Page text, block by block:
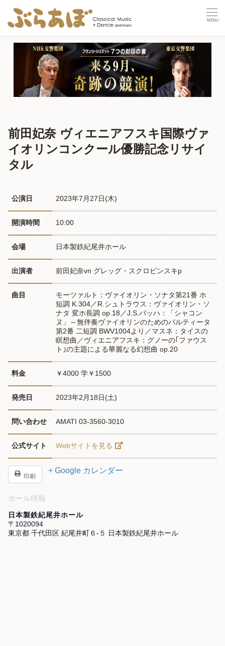
前田妃奈 ヴィエニアフスキ国際ヴァ
イオリンコンクール優勝記念リサイ
タル
公演日 2023年7月27日(木)
開演時間 10:00
会場 日本製鉄紀尾井ホール
出演者 前田妃奈vn グレッグ・スクロビンスキp
曲目
モーツァルト：ヴァイオリン・ソナタ第21番 ホ
短調 K.304／R.シュトラウス：ヴァイオリン・ソ
ナタ 変ホ長調 op.18／J.S.バッハ：「シャコン
ヌ」～無伴奏ヴァイオリンのためのパルティータ
第2番 二短調 BWV1004より／マスネ：タイスの
瞑想曲／ヴィエニアフスキ：グノーの｢ファウス
ト｣の主題による華麗なる幻想曲 op.20
料金 ￥4000 学￥1500
発売日 2023年2月18日(土)
問い合わせ AMATI 03-3560-3010
公式サイト Webサイトを見る
印刷
+ Google カレンダー
ホール情報
日本製鉄紀尾井ホール
〒1020094
東京都 千代田区 紀尾井町６-５ 日本製鉄紀尾井ホール